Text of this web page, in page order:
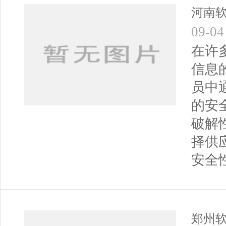
河南
09-04
在许
信息
员中
的安
破解
择供
安全
郑州